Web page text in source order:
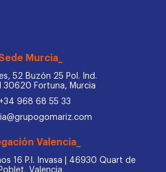
Murcia_
52 Buzón 25 Pol. Ind.
30620 Fortuna, Murcia
+34 968 68 55 33
Valencia_
16 P.I. Invasa | 46930 Quart de
Poblet, Valencia